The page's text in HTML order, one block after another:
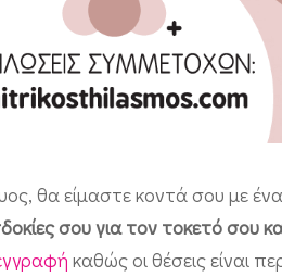
θα είμαστε κοντά σου με
σου για τον τοκετό σου
καθώς οι θέσεις είναι